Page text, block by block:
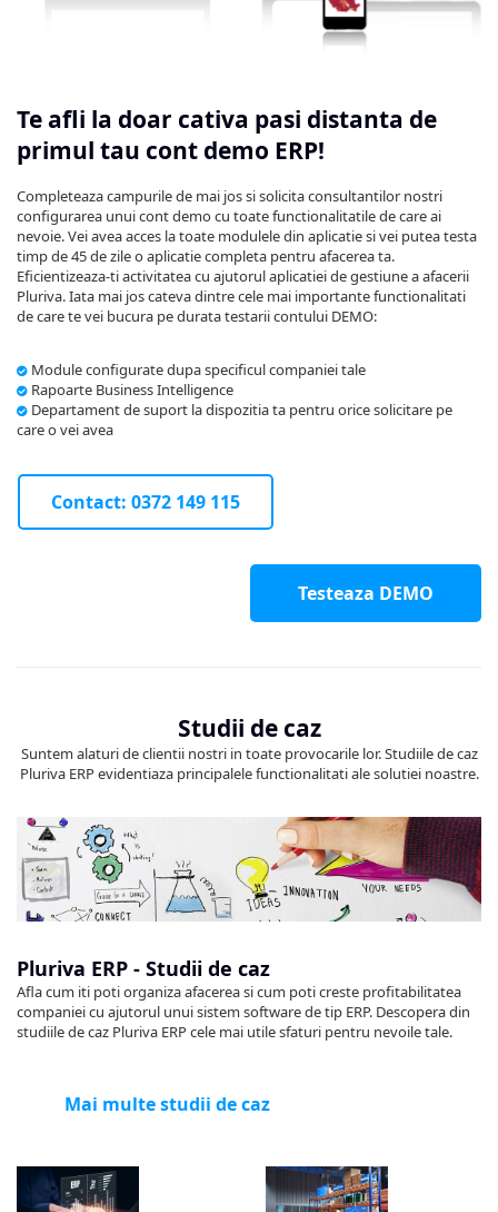
Te afli la doar cativa pasi distanta de
primul tau cont demo ERP!
Completeaza campurile de mai jos si solicita consultantilor nostri
configurarea unui cont demo cu toate functionalitatile de care ai
nevoie. Vei avea acces la toate modulele din aplicatie si vei putea testa
timp de 45 de zile o aplicatie completa pentru afacerea ta.
Eficientizeaza-ti activitatea cu ajutorul aplicatiei de gestiune a afacerii
Pluriva. Iata mai jos cateva dintre cele mai importante functionalitati
de care te vei bucura pe durata testarii contului DEMO:
Module configurate dupa specificul companiei tale
Rapoarte Business Intelligence
Departament de suport la dispozitia ta pentru orice solicitare pe
care o vei avea
Contact: 0372 149 115
Testeaza DEMO
Studii de caz
Suntem alaturi de clientii nostri in toate provocarile lor. Studiile de caz
Pluriva ERP evidentiaza principalele functionalitati ale solutiei noastre.
Pluriva ERP - Studii de caz
Afla cum iti poti organiza afacerea si cum poti creste profitabilitatea
companiei cu ajutorul unui sistem software de tip ERP. Descopera din
studiile de caz Pluriva ERP cele mai utile sfaturi pentru nevoile tale.
Mai multe studii de caz